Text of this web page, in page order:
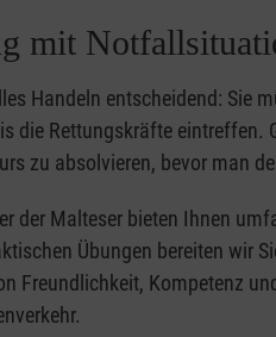
mit
Handeln entscheidend: Sie
die Rettungskräfte eintreffen.
zu absolvieren, bevor man
der Malteser bieten Ihnen
Übungen bereiten wir
Freundlichkeit, Kompetenz